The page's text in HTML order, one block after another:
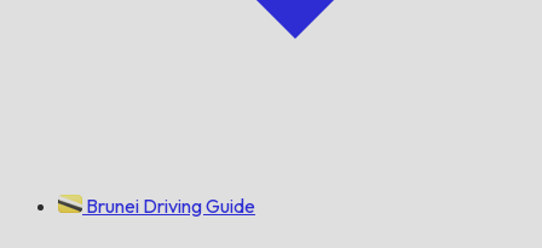
Brunei Driving Guide